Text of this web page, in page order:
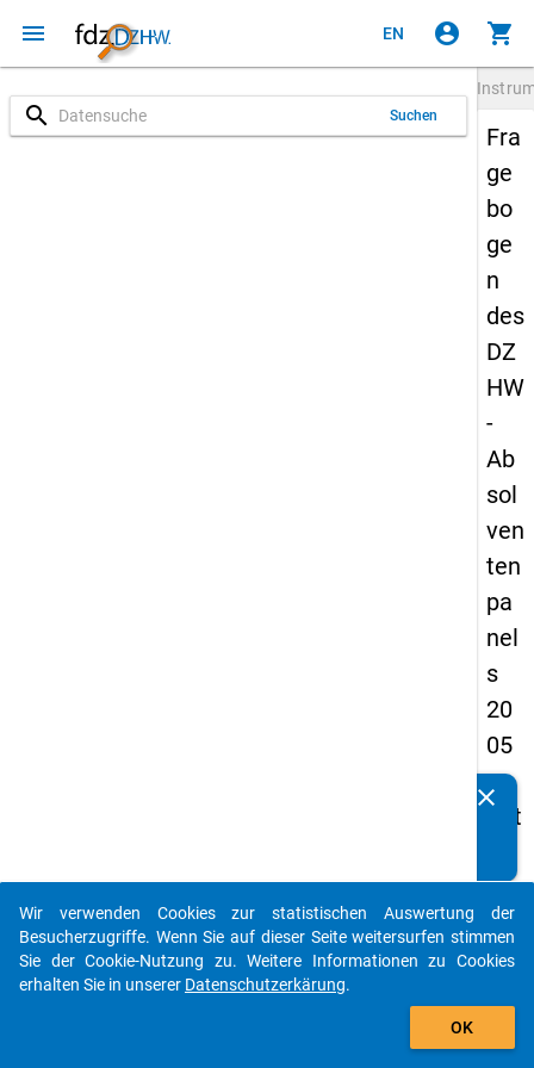
menu EN account_circle shopping_cart
search Suchen
Fra
ge
bo
ge
n
des
DZ
HW
-
Ab
sol
ven
ten
pa
nel
s
20
05
-
drit
We
lle,
Ha
clear
auto_stories
add_shopping_cart
Wir verwenden Cookies zur statistischen Auswertung der
Besucherzugriffe. Wenn Sie auf dieser Seite weitersurfen stimmen
Sie der Cookie-Nutzung zu. Weitere Informationen zu Cookies
erhalten Sie in unserer Datenschutzerkärung.
OK